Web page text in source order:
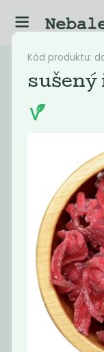
Katalog
Filtrovat produkty
klikva s
Kód produktu: